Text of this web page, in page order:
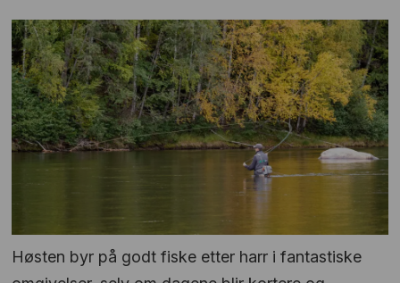
Høsten byr på godt fiske etter harr i fantastiske